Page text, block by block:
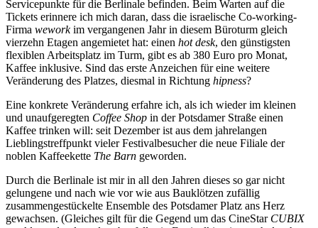
Servicepunkte für die Berlinale befinden. Beim Warten auf die
Tickets erinnere ich mich daran, dass die israelische Co-working-
Firma weworkim vergangenen Jahr in diesem Büroturm gleich
vierzehn Etagen angemietet hat: einen hot desk, den günstigsten
flexiblen Arbeitsplatz im Turm, gibt es ab 380 Euro pro Monat,
Kaffee inklusive. Sind das erste Anzeichen für eine weitere
Veränderung des Platzes, diesmal in Richtung hipness?
Eine konkrete Veränderung erfahre ich, als ich wieder im kleinen
und unaufgeregten Coffee Shop in der Potsdamer Straße einen
Kaffee trinken will: seit Dezember ist aus dem jahrelangen
Lieblingstreffpunkt vieler Festivalbesucher die neue Filiale der
noblen Kaffeekette The Barn geworden.
Durch die Berlinale ist mir in all den Jahren dieses so gar nicht
gelungene und nach wie vor wie aus Bauklötzen zufällig
zusammengestückelte Ensemble des Potsdamer Platz ans Herz
gewachsen. (Gleiches gilt für die Gegend um das CineStar CUBIX